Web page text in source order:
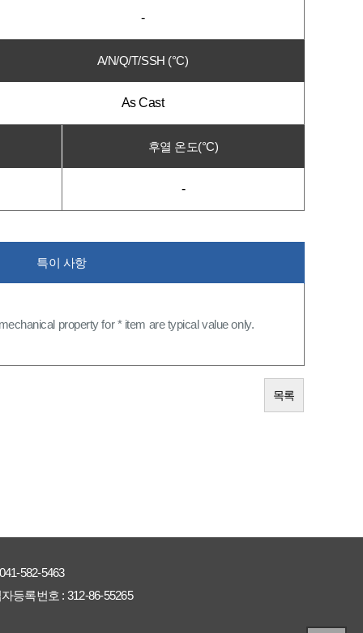
-
A/N/Q/T/SSH (°C)
As Cast
후열 온도(°C)
-
특이 사항
property for * item are typical value only.
목록
041-582-5463
등록번호 : 312-86-55265